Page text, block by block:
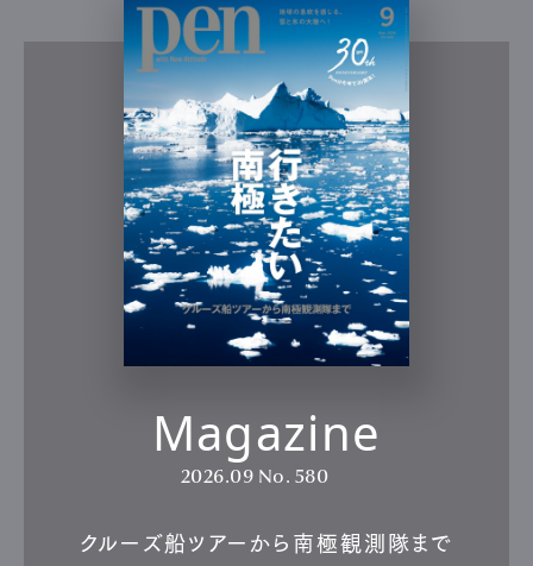
Magazine
2026.09 No. 580
クルーズ船ツアーから南極観測隊まで